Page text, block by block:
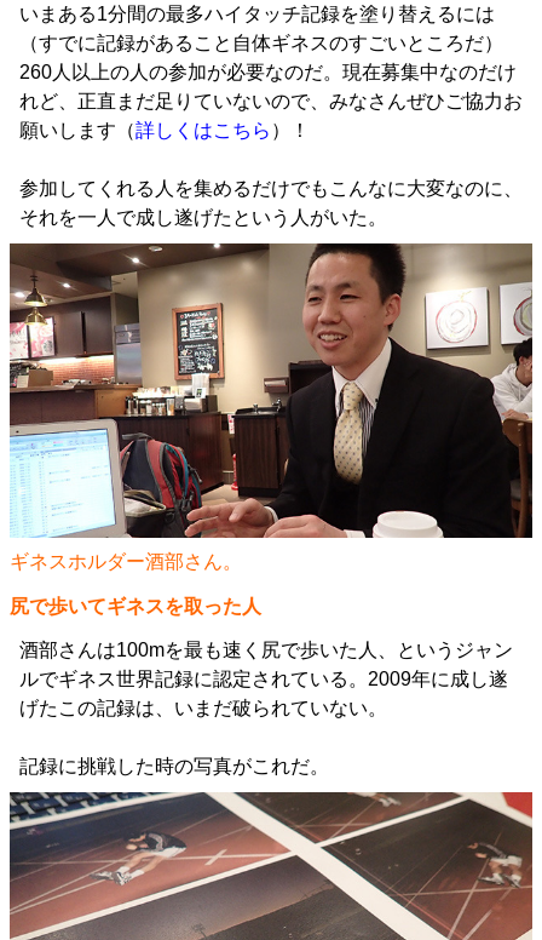
いまある1分間の最多ハイタッチ記録を塗り替えるには
（すでに記録があること自体ギネスのすごいところだ）
260人以上の人の参加が必要なのだ。現在募集中なのだけ
れど、正直まだ足りていないので、みなさんぜひご協力お
願いします（詳しくはこちら ）！
参加してくれる人を集めるだけでもこんなに大変なのに、
それを一人で成し遂げたという人がいた。
ギネスホルダー酒部さん。
尻で歩いてギネスを取った人
酒部さんは100mを最も速く尻で歩いた人、というジャン
ルでギネス世界記録に認定されている。2009年に成し遂
げたこの記録は、いまだ破られていない。
記録に挑戦した時の写真がこれだ。